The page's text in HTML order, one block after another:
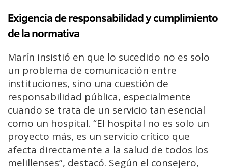
Exigencia de responsabilidad y cumplimiento
de la normativa
Marín insistió en que lo sucedido no es solo
un problema de comunicación entre
instituciones, sino una cuestión de
responsabilidad pública, especialmente
cuando se trata de un servicio tan esencial
como un hospital. “El hospital no es solo un
proyecto más, es un servicio crítico que
afecta directamente a la salud de todos los
melillenses”, destacó. Según el consejero,